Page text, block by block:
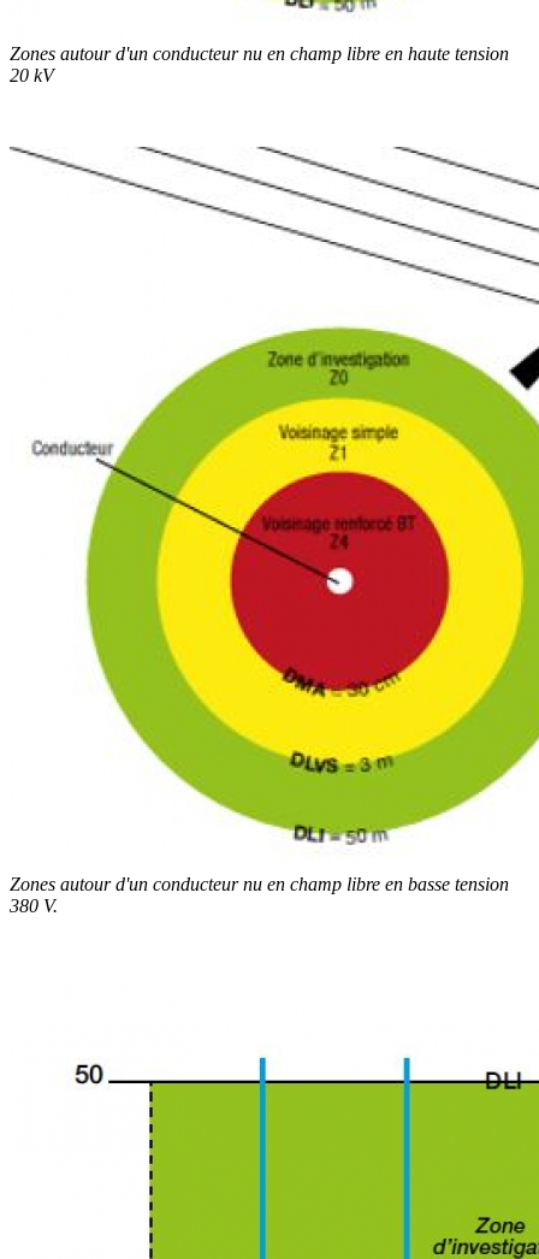
Zones autour d'un conducteur nu en champ libre en haute tension
20 kV
Zones autour d'un conducteur nu en champ libre en basse tension
380 V.